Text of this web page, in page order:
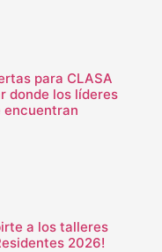
para CLASA
donde los líderes
encuentran
a los talleres
2026!